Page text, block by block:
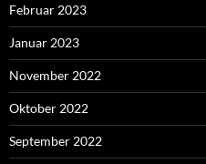
Februar 2023
Januar 2023
November 2022
Oktober 2022
September 2022